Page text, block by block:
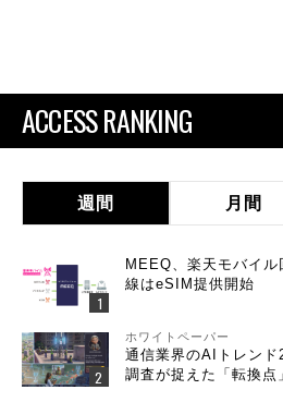
ACCESS RANKING
週間 月間
MEEQ、楽天モバイ
線はeSIM提供開始
ホワイトペーパー
通信業界のAIトレン
調査が捉えた「転換点